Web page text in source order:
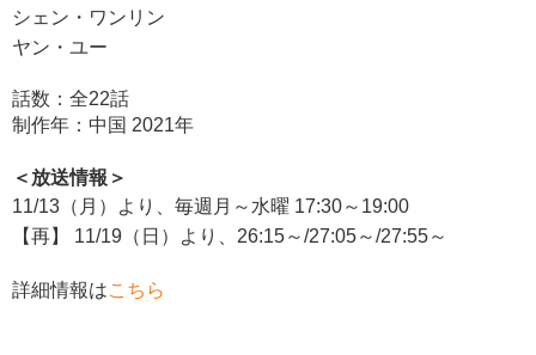
シェン・ワンリン
ヤン・ユー
話数：全22話
制作年：中国 2021年
＜放送情報＞
11/13（月）より、毎週月～水曜 17:30～19:00
【再】 11/19（日）より、26:15～/27:05～/27:55～
詳細情報はこちら